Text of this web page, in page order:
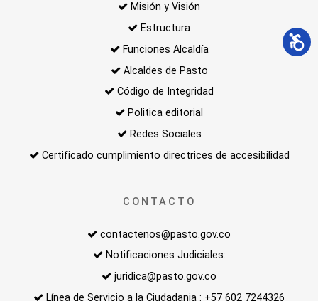
Misión y Visión
Estructura
Funciones Alcaldía
Alcaldes de Pasto
Código de Integridad
Politica editorial
Redes Sociales
Certificado cumplimiento directrices de accesibilidad
CONTACTO
contactenos@pasto.gov.co
Notificaciones Judiciales:
juridica@pasto.gov.co
Línea de Servicio a la Ciudadania : +57 602 7244326